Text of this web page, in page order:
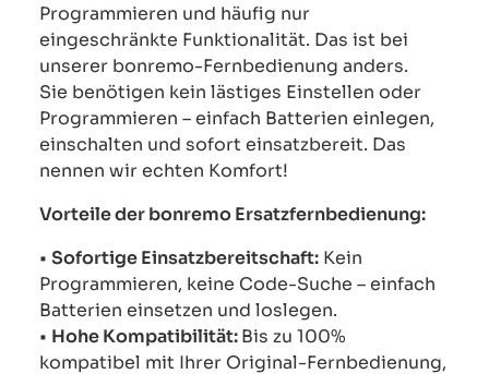
Programmieren und häufig nur
eingeschränkte Funktionalität. Das ist bei
unserer bonremo-Fernbedienung anders.
Sie benötigen kein lästiges Einstellen oder
Programmieren – einfach Batterien einlegen,
einschalten und sofort einsatzbereit. Das
nennen wir echten Komfort!
Vorteile der bonremo Ersatzfernbedienung:
• Sofortige Einsatzbereitschaft: Kein
Programmieren, keine Code-Suche – einfach
Batterien einsetzen und loslegen.
• Hohe Kompatibilität:Bis zu 100%
kompatibel mit Ihrer Original-Fernbedienung,